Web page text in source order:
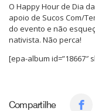
O Happy Hour de Dia
apoio de Sucos Com/
do evento e não
nativista. Não perca!
[epa-album id=”18667″
Compartilhe